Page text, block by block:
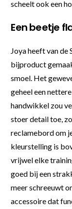
scheelt ook een
Een beetje
Joya heeft van
bijproduct
smoel. Het
geheel een
handwikkel zou
stoer detail toe,
reclamebord om
kleurstelling is
vrijwel elke
goed bij een
meer schreeuwt
accessoire dat